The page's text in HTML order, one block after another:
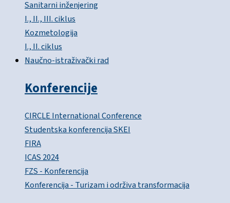
Sanitarni inženjering
I., II., III. ciklus
Kozmetologija
I., II. ciklus
Naučno-istraživački rad
Konferencije
CIRCLE International Conference
Studentska konferencija SKEI
FIRA
ICAS 2024
FZS - Konferencija
Konferencija - Turizam i održiva transformacija